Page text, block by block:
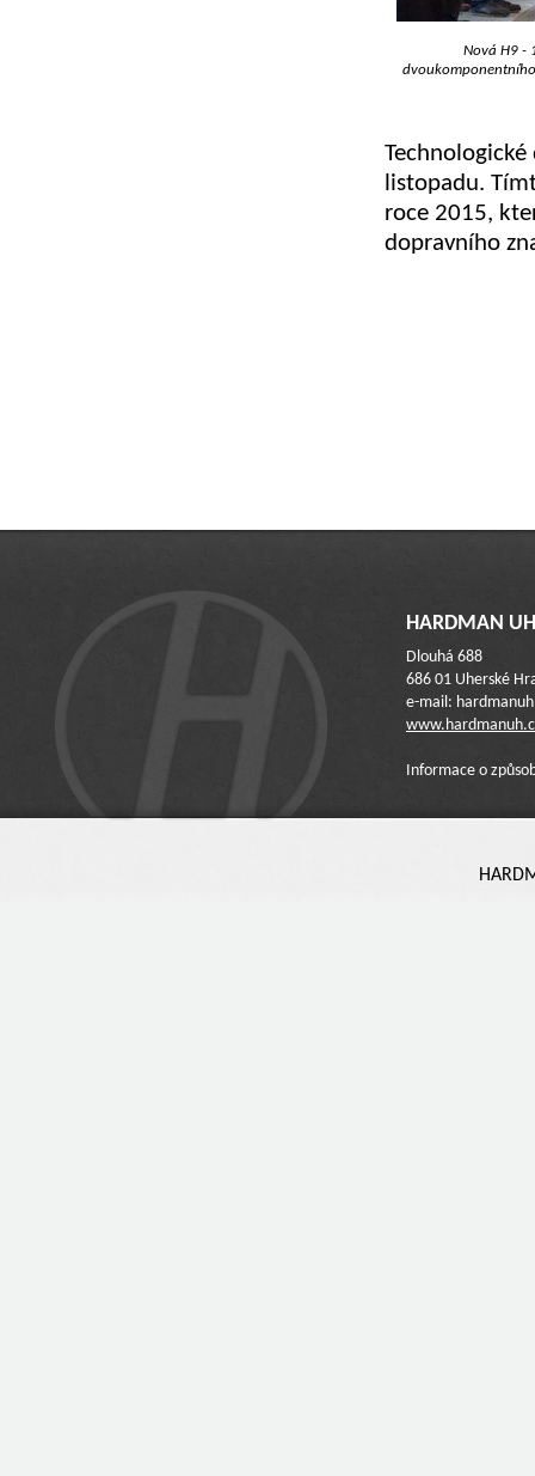
Nová H9 -
listopadu.
roce 2015,
dopravního
HARDMAN
Dlouhá 688
686 01 Uherské
e-mail:
Informace o